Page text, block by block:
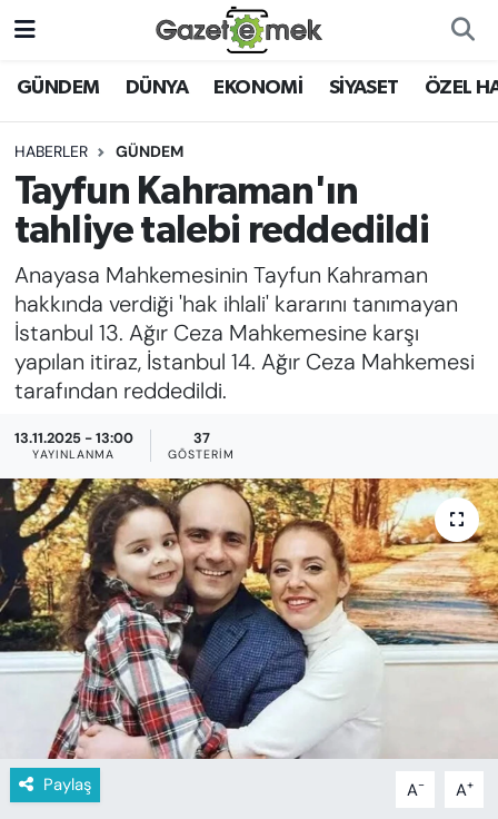
GÜNDEM DÜNYA EKONOMİ SİYASET ÖZEL
HABERLER GÜNDEM
Tayfun Kahraman'ın
tahliye talebi reddedildi
Anayasa Mahkemesinin Tayfun Kahraman
hakkında verdiği 'hak ihlali' kararını tanımayan
İstanbul 13. Ağır Ceza Mahkemesine karşı
yapılan itiraz, İstanbul 14. Ağır Ceza Mahkemesi
tarafından reddedildi.
13.11.2025 - 13:00
YAYINLANMA
37
GÖSTERIM
Paylaş A- A+
DÜNYA
EKONOMİ
EMEK HABERLERİ
YENİ MEDYADA EMEK
GAZETECİLİĞİNİ GELİŞTİRMEK
FAYDALI BİLGİLER
GÜNDEM
EĞİTİM
KADIN
SAĞLIK
SPOR
KÜLTÜR-SANAT
MAGAZİN
ÖZEL HABER
Nöbetçi Eczaneler
Hava Durumu
İstanbul Namaz Vakitleri
Trafik Durumu
Süper Lig Puan Durumu ve Fikstür
Tüm Manşetler
Son Dakika Haberleri
Haber Arşivi